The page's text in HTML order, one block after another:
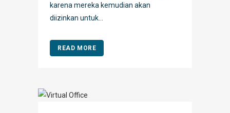
karena mereka kemudian akan
diizinkan untuk...
READ MORE